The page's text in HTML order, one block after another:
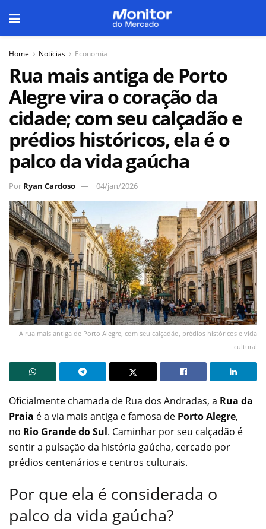
Home Notícias Economia
Rua mais antiga de Porto
Alegre vira o coração da
cidade; com seu calçadão e
prédios históricos, ela é o
palco da vida gaúcha
Por Ryan Cardoso 04/jan/2026
A rua mais antiga de Porto Alegre, com seu calçadão, prédios históricos e vida
cultural
Oficialmente chamada de Rua dos Andradas, a Rua da
Praia é a via mais antiga e famosa de Porto Alegre,
no Rio Grande do Sul. Caminhar por seu calçadão é
sentir a pulsação da história gaúcha, cercado por
prédios centenários e centros culturais.
Por que ela é considerada o
palco da vida gaúcha?